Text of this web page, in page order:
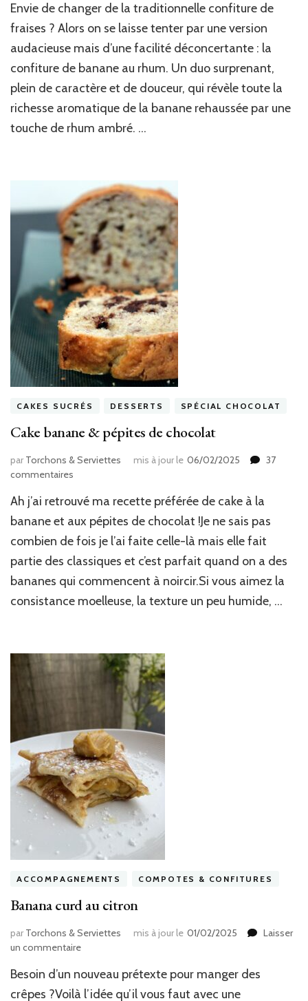
de
banane
rhum
Envie de changer de la traditionnelle confiture de
fraises ? Alors on se laisse tenter par une version
audacieuse mais d’une facilité déconcertante : la
confiture de banane au rhum. Un duo surprenant,
plein de caractère et de douceur, qui révèle toute la
richesse aromatique de la banane rehaussée par une
touche de rhum ambré. …
CAKES SUCRÉS DESSERTS SPÉCIAL CHOCOLAT
Cake banane & pépites de chocolat
par Torchons & Serviettes mis à jour le 06/02/2025
37
commentaires
banane
&
pépites
de
chocolat
Ah j’ai retrouvé ma recette préférée de cake à la
banane et aux pépites de chocolat !Je ne sais pas
combien de fois je l’ai faite celle-là mais elle fait
partie des classiques et c’est parfait quand on a des
bananes qui commencent à noircir.Si vous aimez la
consistance moelleuse, la texture un peu humide, …
ACCOMPAGNEMENTS COMPOTES & CONFITURES
Banana curd au citron
par Torchons & Serviettes mis à jour le 01/02/2025
Laisser
un commentairesur
curd
au
Besoin d’un nouveau prétexte pour manger des
crêpes ?Voilà l’idée qu’il vous faut avec une